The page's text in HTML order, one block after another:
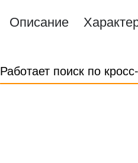
Описание
Работает поиск по